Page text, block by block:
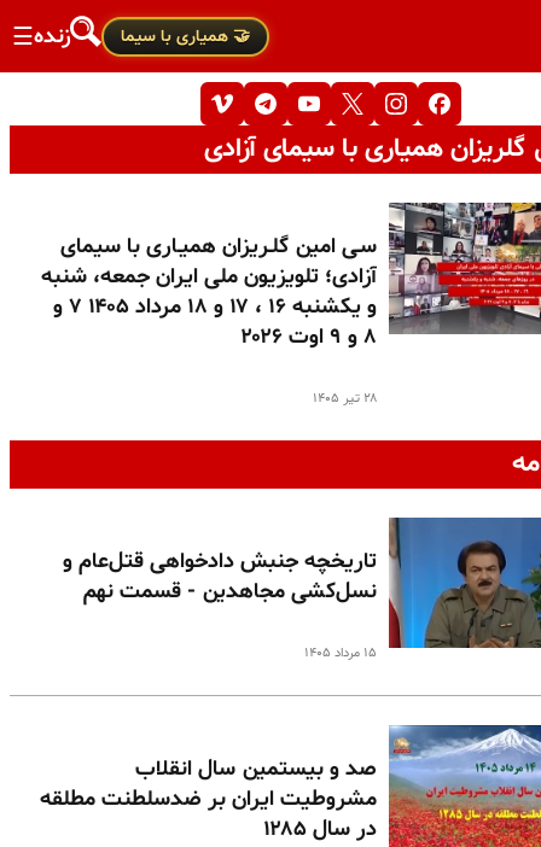
🤝 همیاری با سیما زنده☰
همیاری با سیمای آزادی
سـی امین گلـریزان همیـاری با سیمای
آزادی؛ تلویزیون ملی ایران جمعه، شنبه
و یکشنبه ۱۶ ، ۱۷ و ۱۸ مرداد ۱۴۰۵ ۷ و
۸ و ۹ اوت ۲۰۲۶
۲۸ تیر ۱۴۰۵
تاریخچه جنبش دادخواهی قتل‌عام و
نسل‌کشی مجاهدین - قسمت نهم
۱۵ مرداد ۱۴۰۵
صد و بیستمین سال انقلاب
مشروطیت ایران بر ضدسلطنت مطلقه
در سال ۱۲۸۵